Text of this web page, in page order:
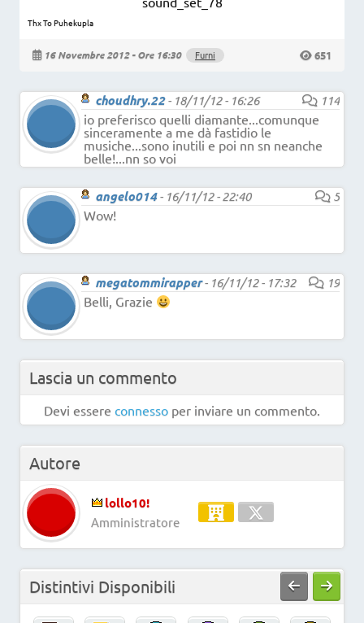
Thx To Puhekupla
16 Novembre 2012 - Ore 16:30 Furni 651
choudhry.22- 18/11/12 - 16:26
114
io preferisco quelli diamante...comunque
sinceramente a me dà fastidio le
musiche...sono inutili e poi nn sn neanche
belle!...nn so voi
angelo014- 16/11/12 - 22:40
5
Wow!
megatommirapper- 16/11/12 - 17:32
19
Belli, Grazie
Lascia un commento
Devi essere connesso per inviare un commento.
Autore
lollo10!
Amministratore
Distintivi Disponibili